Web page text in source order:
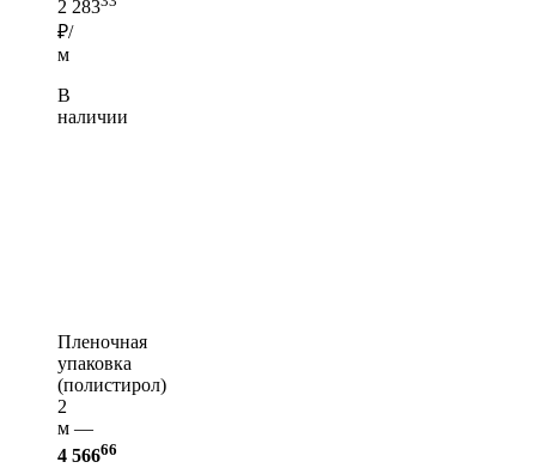
2 283
₽/
м
В
наличии
Пленочная
упаковка
(полистирол)
2
м —
4 56666